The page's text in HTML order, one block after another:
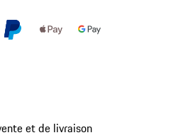
et de livraison